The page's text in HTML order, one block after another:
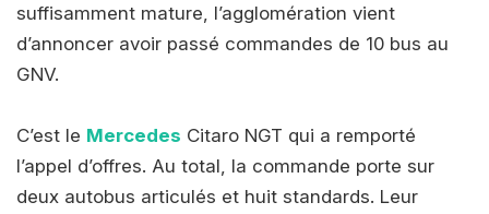
suffisamment mature, l’agglomération vient
d’annoncer avoir passé commandes de 10 bus au
GNV.
C’est le Mercedes Citaro NGT qui a remporté
l’appel d’offres. Au total, la commande porte sur
deux autobus articulés et huit standards. Leur